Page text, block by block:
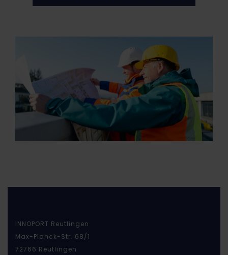
INNOPORT Reutlingen
Max-Planck-Str. 68/1
72766 Reutlingen